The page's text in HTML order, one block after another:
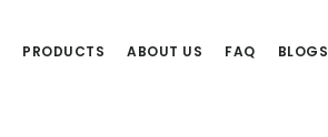
PRODUCTS ABOUT US FAQ BLOGS